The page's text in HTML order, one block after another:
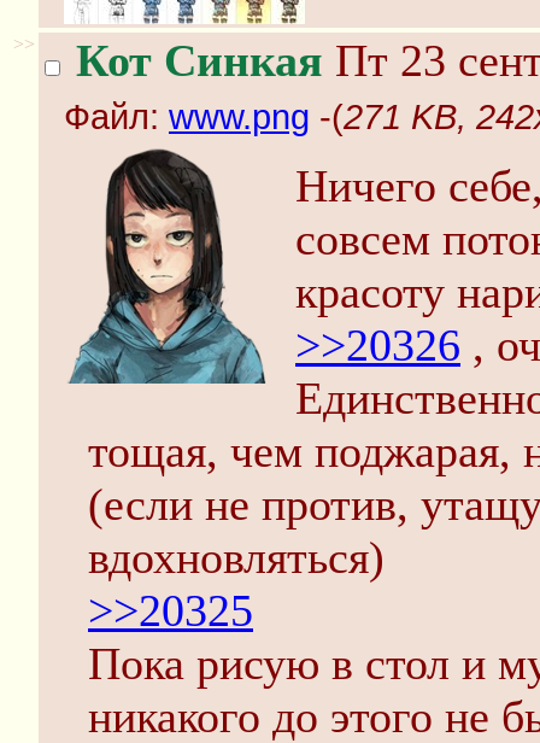
>> Кот Синкая Пт 23
Файл: www.png -(271 KB,
Ничего
совсем
красоту
>>20326 ,
тощая, чем поджарая,
(если не против,
вдохновляться)
>>20325
Пока рисую в стол и
никакого до этого не